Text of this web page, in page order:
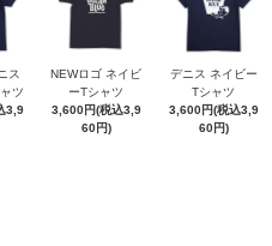
ス
ツ
3,9
NEWロゴ ネイビ
ーTシャツ
3,600円(税込3,9
60円)
デニス ネイビー
Tシャツ
3,600円(税込3,9
60円)